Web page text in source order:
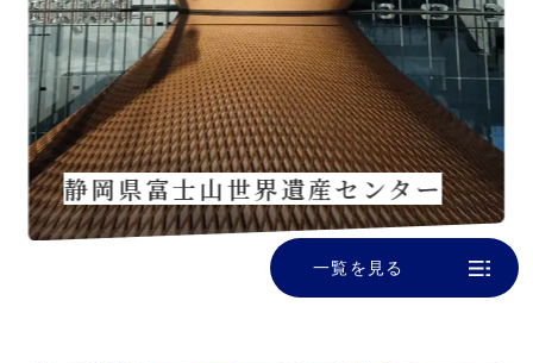
静岡県富士山世界遺産センター
一覧を見る